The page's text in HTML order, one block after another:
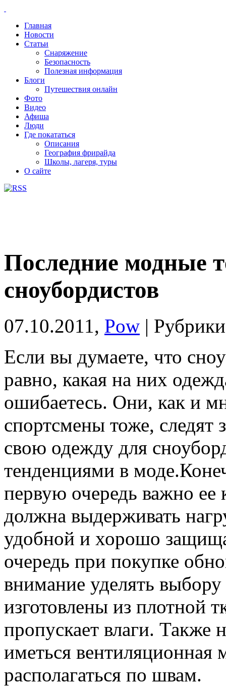
Главная
Новости
Статьи
Снаряжение
Безопасность
Полезная информация
Блоги
Путешествия онлайн
Фото
Видео
Афиша
Люди
Где покататься
Описания
География фрирайда
Школы, лагеря, туры
О сайте
Последние модные
сноубордистов
07.10.2011, Pow |
Если вы думаете, что
равно, какая на них
ошибаетесь. Они, как и
спортсмены тоже, следят
свою одежду для
тенденциями в моде.
первую очередь важно ее
должна выдерживать
удобной и хорошо
очередь при покупке
внимание уделять
изготовлены из плотной
пропускает влаги. Также
иметься вентиляционная
располагаться по швам.